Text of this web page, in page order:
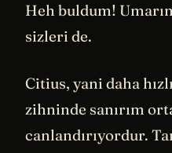
Heh buldum!
sizleri de.
Citius, yani daha
zihninde sanırım
canlandırıyordur.